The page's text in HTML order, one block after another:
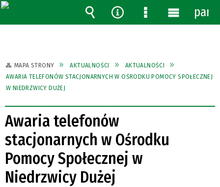
MAPA STRONY AKTUALNOŚCI
AKTUALNOŚCI
AWARIA TELEFONÓW STACJONARNYCH W OŚRODKU POMOCY SPOŁECZNEJ
W NIEDRZWICY DUŻEJ
Awaria telefonów
stacjonarnych w Ośrodku
Pomocy Społecznej w
Niedrzwicy Dużej
Wyszukiwarka
Narzędzia
MenuMenu